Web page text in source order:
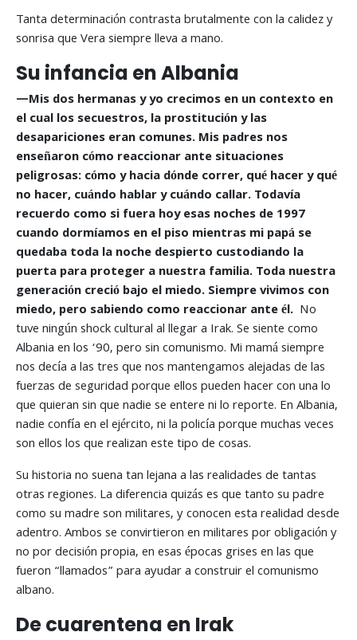
Tanta determinación contrasta brutalmente con la calidez y
sonrisa que Vera siempre lleva a mano.
Su infancia en Albania
—Mis dos hermanas y yo crecimos en un contexto en
el cual los secuestros, la prostitución y las
desapariciones eran comunes. Mis padres nos
enseñaron cómo reaccionar ante situaciones
peligrosas: cómo y hacia dónde correr, qué hacer y qué
no hacer, cuándo hablar y cuándo callar. Todavía
recuerdo como si fuera hoy esas noches de 1997
cuando dormíamos en el piso mientras mi papá se
quedaba toda la noche despierto custodiando la
puerta para proteger a nuestra familia. Toda nuestra
generación creció bajo el miedo. Siempre vivimos con
miedo, pero sabiendo como reaccionar ante él. No
tuve ningún shock cultural al llegar a Irak. Se siente como
Albania en los ‘90, pero sin comunismo. Mi mamá siempre
nos decía a las tres que nos mantengamos alejadas de las
fuerzas de seguridad porque ellos pueden hacer con una lo
que quieran sin que nadie se entere ni lo reporte. En Albania,
nadie confía en el ejército, ni la policía porque muchas veces
son ellos los que realizan este tipo de cosas.
Su historia no suena tan lejana a las realidades de tantas
otras regiones. La diferencia quizás es que tanto su padre
como su madre son militares, y conocen esta realidad desde
adentro. Ambos se convirtieron en militares por obligación y
no por decisión propia, en esas épocas grises en las que
fueron “llamados” para ayudar a construir el comunismo
albano.
De cuarentena en Irak